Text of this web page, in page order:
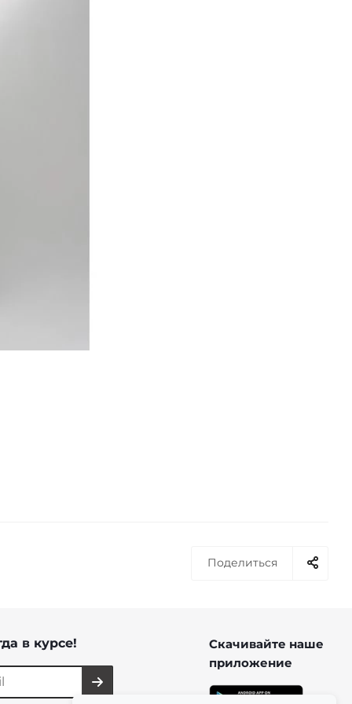
Поделиться
в курсе!
Скачивайте наше
приложение